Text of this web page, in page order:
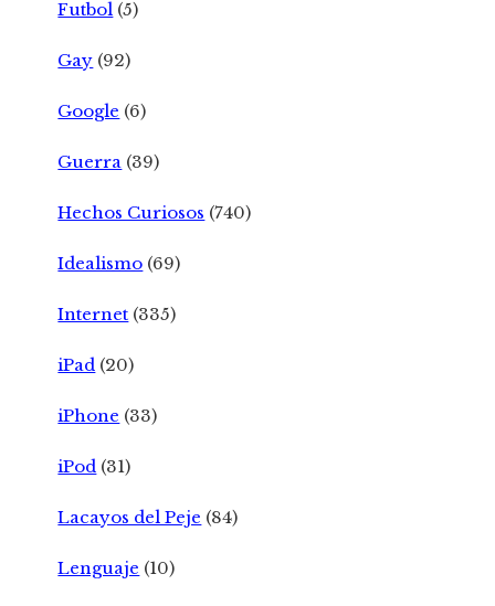
Futbol (5)
Gay (92)
Google (6)
Guerra (39)
Hechos Curiosos (740)
Idealismo (69)
Internet (335)
iPad (20)
iPhone (33)
iPod (31)
Lacayos del Peje (84)
Lenguaje (10)